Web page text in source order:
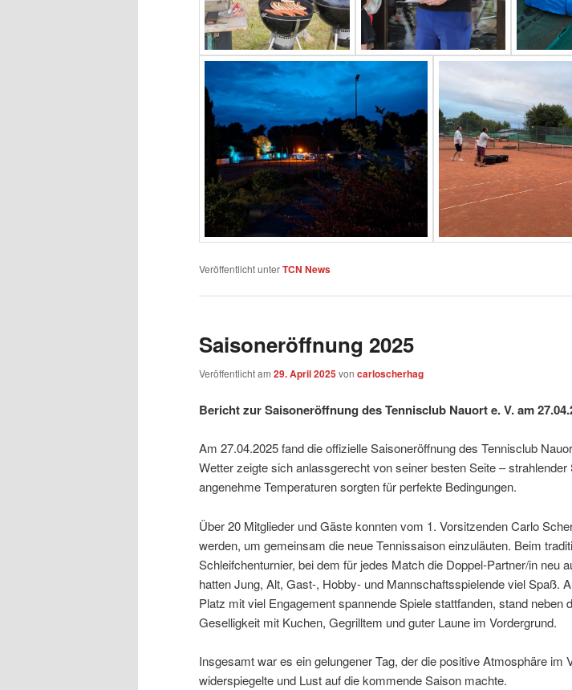
Veröffentlicht unterTCN News
Saisoneröffnung 2025
Veröffentlicht am 29. April 2025von carloscherhag
Bericht zur Saisoneröffnung des Tennisclub Nauort e. V. am
Am 27.04.2025 fand die offizielle Saisoneröffnung des Tennisclub
Wetter zeigte sich anlassgerecht von seiner besten Seite – strahlender
angenehme Temperaturen sorgten für perfekte Bedingungen.
Über 20 Mitglieder und Gäste konnten vom 1. Vorsitzenden Carlo
werden, um gemeinsam die neue Tennissaison einzuläuten. Beim
Schleifchenturnier, bei dem für jedes Match die Doppel-Partner/in neu
hatten Jung, Alt, Gast-, Hobby- und Mannschaftsspielende viel Spaß.
Platz mit viel Engagement spannende Spiele stattfanden, stand neben
Geselligkeit mit Kuchen, Gegrilltem und guter Laune im Vordergrund.
Insgesamt war es ein gelungener Tag, der die positive Atmosphäre im
widerspiegelte und Lust auf die kommende Saison machte.